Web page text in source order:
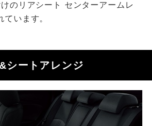
のリアシート センターアームレ
います。
シートアレンジ